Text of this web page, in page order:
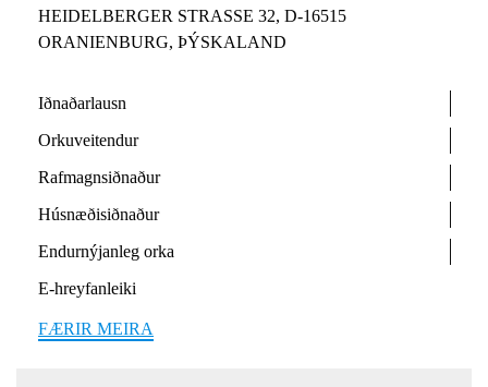
HEIDELBERGER STRASSE 32, D-16515
ORANIENBURG, ÞÝSKALAND
Iðnaðarlausn
Orkuveitendur
Rafmagnsiðnaður
Húsnæðisiðnaður
Endurnýjanleg orka
E-hreyfanleiki
FÆRIR MEIRA